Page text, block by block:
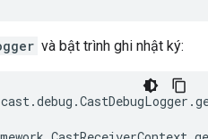
và bật trình ghi nhật ký:
cast.debug .CastDebugLogger .